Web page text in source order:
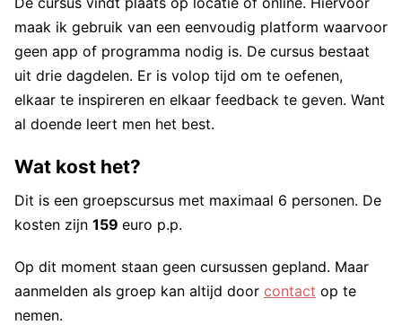
maak ik gebruik van een eenvoudig platform waarvoor
geen app of programma nodig is. De cursus bestaat
uit drie dagdelen. Er is volop tijd om te oefenen,
elkaar te inspireren en elkaar feedback te geven. Want
al doende leert men het best.
Wat kost het?
Dit is een groepscursus met maximaal 6 personen. De
kosten zijn 159 euro p.p.
Op dit moment staan geen cursussen gepland. Maar
aanmelden als groep kan altijd door contact op te
nemen.